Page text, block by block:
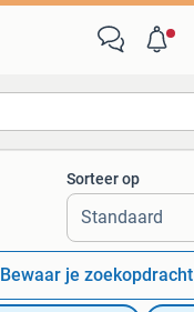
Alle afstanden…
Sorteer op
Bewaar je zoekopdracht